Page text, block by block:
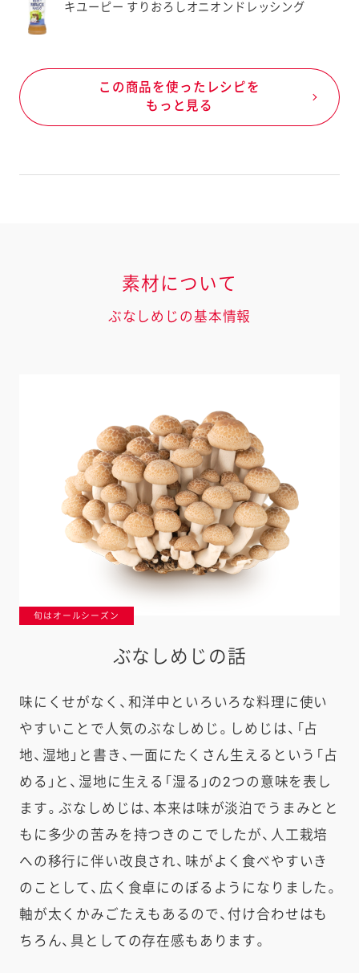
キユーピー すりおろしオニオンドレッシング
この商品を使ったレシピを
もっと見る
素材について
ぶなしめじの基本情報
旬はオールシーズン
ぶなしめじの話
味にくせがなく、和洋中といろいろな料理に使い
やすいことで人気のぶなしめじ。しめじは、「占
地、湿地」と書き、一面にたくさん生えるという「占
める」と、湿地に生える「湿る」の2つの意味を表し
ます。ぶなしめじは、本来は味が淡泊でうまみとと
もに多少の苦みを持つきのこでしたが、人工栽培
への移行に伴い改良され、味がよく食べやすいき
のことして、広く食卓にのぼるようになりました。
軸が太くかみごたえもあるので、付け合わせはも
ちろん、具としての存在感もあります。